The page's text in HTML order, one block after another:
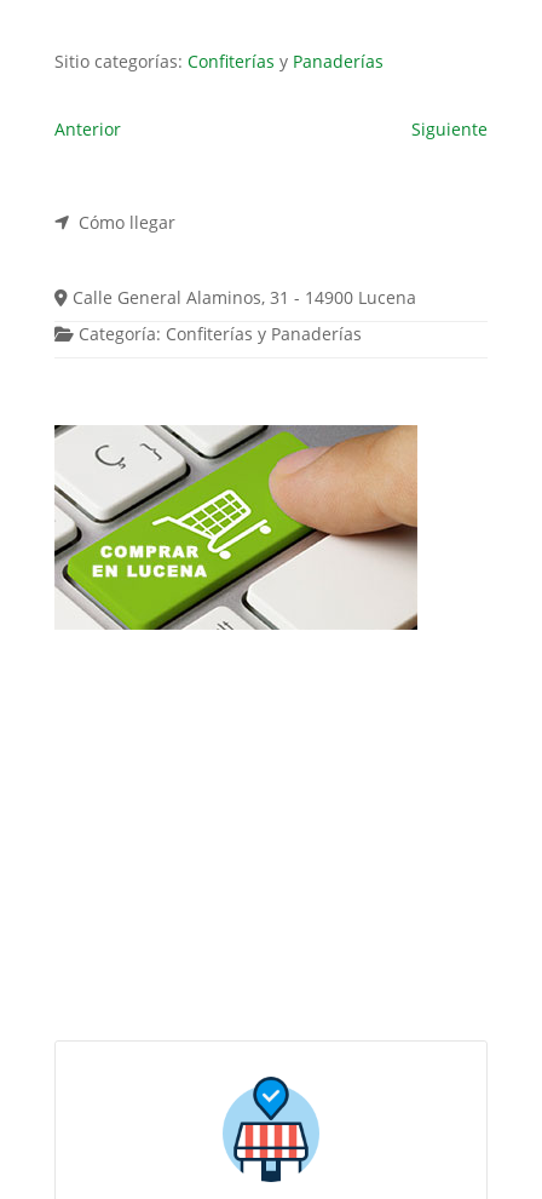
Sitio categorías: Confiterías y Panaderías
Anterior Siguiente
Cómo llegar
Calle General Alaminos, 31 - 14900 Lucena
Categoría: Confiterías y Panaderías